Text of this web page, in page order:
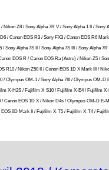
Nikon Z8 / Sony Alpha 7R V / Sony Alpha 1 II / Sony
/ Canon EOS R3 / Sony FX3 / Canon EOS R6
Sony Alpha 7S II / Sony Alpha 7S III / Sony Alpha 7R
EOS R / Canon EOS Ra (Astro) / Nikon Z5 /
R10 / Nikon Z50 II / Canon EOS 1D X Mark III /
/ Olympus OM-1 / Sony Alpha 7III / Olympus OM-D
X-H2S / Fujifilm X-S10 / Fujifilm X-E4 / Fujifilm X-
Canon EOS 1D X / Nikon D4s / Olympus OM-D E-
EOS 6D Mark II / Fujifilm X-T5 / Fujifilm X-T4 /